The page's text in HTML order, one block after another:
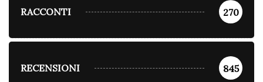
RACCONTI 270
RECENSIONI 845